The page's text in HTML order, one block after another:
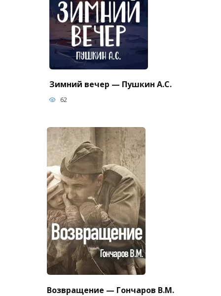
Зимний вечер — Пушкин А.С.
62
Возвращение — Гончаров В.М.